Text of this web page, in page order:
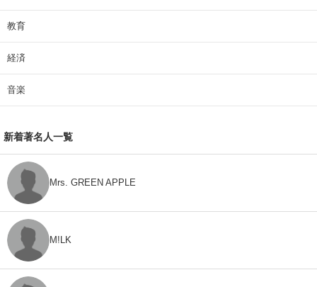
教育
経済
音楽
新着著名人一覧
Mrs. GREEN APPLE
M!LK